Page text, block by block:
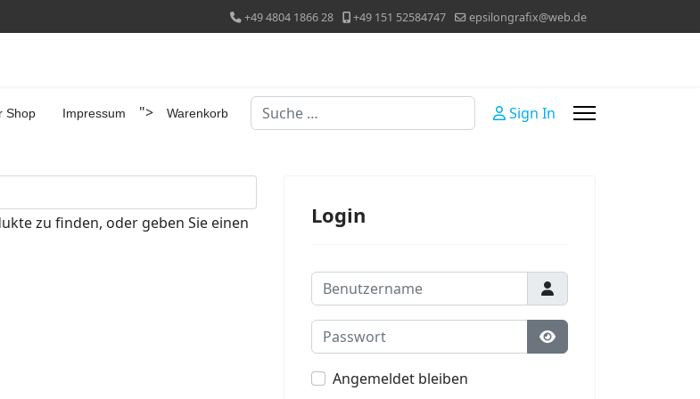
+49 4804 1866 28 +49 151 52584747 epsilongrafix@web.de
Shop Impressum "> Warenkorb Suchen Sign In
zu finden, oder geben Sie einen
Login
Benutzername
Passwort
Passwort anzeigen
Angemeldet bleiben